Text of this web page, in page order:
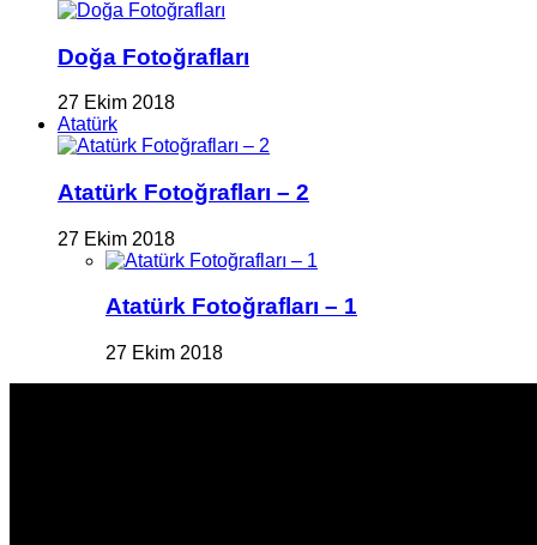
Doğa Fotoğrafları
27 Ekim 2018
Atatürk
Atatürk Fotoğrafları – 2
27 Ekim 2018
Atatürk Fotoğrafları – 1
27 Ekim 2018